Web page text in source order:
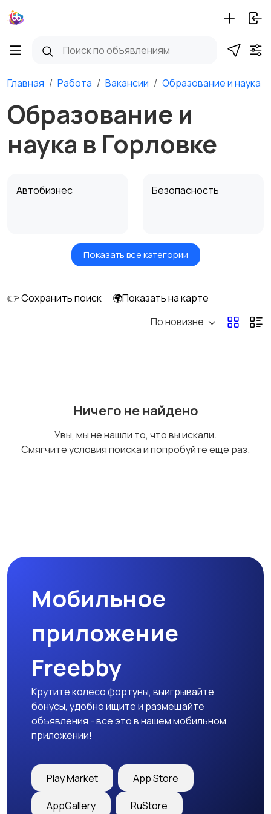
Главная Работа Вакансии Образование и наука
Образование и
наука в Горловке
Автобизнес Безопасность
Бытовые услуги и
Высший менеджмент
Добыча сырья,
Медицина Начало карьеры
Образование и наука
закупки
Показать все категории
👉 Сохранить поиск
🌍Показать на карте
По новизне
Ничего не найдено
Увы, мы не нашли то, что вы искали.
Смягчите условия поиска и попробуйте еще раз.
Мобильное
приложение
Freebby
Крутите колесо фортуны, выигрывайте
бонусы, удобно ищите и размещайте
объявления - все это в нашем мобильном
приложении!
Play Market App Store
AppGallery RuStore